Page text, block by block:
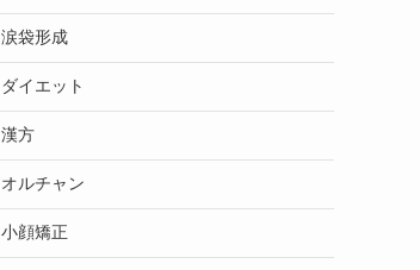
涙袋形成
ダイエット
漢方
オルチャン
小顔矯正